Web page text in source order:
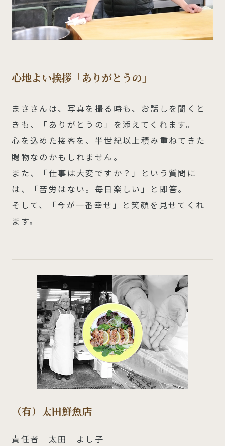
心地よい挨拶「ありがとうの」
まささんは、写真を撮る時も、お話しを聞くと
きも、「ありがとうの」を添えてくれます。
心を込めた接客を、半世紀以上積み重ねてきた
賜物なのかもしれません。
また、「仕事は大変ですか？」という質問に
は、「苦労はない。毎日楽しい」と即答。
そして、「今が一番幸せ」と笑顔を見せてくれ
ます。
（有）太田鮮魚店
責任者 太田 よし子